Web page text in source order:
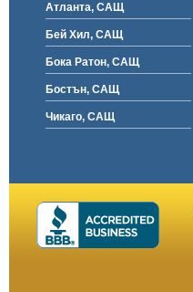
Атланта, САЩ
Бей Хил, САЩ
Бока Ратон, САЩ
Бостън, САЩ
Чикаго, САЩ